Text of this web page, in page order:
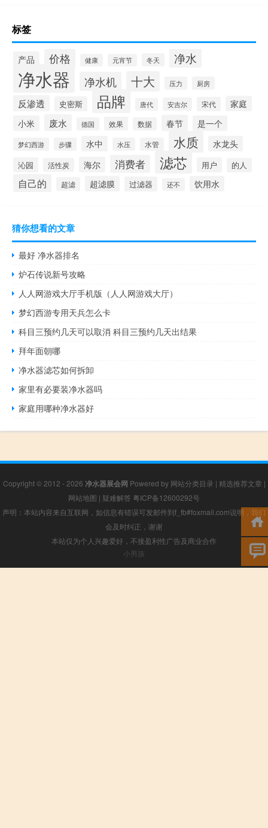
标签
产品 价格 健康 元宵节 冬天 净水
净水器 净水机 十大 压力 厨房
反渗透 史密斯 品牌 唐代 安吉尔 宋代
家庭
小米
废水 德国 效果 数据 春节 是一个
梦幻西游 步骤 水中 水压 水管 水质 水龙头
沁园 活性炭 海尔 消费者 滤芯 用户 的人
自己的 超滤 超滤膜 过滤器 还不 饮用水
猜你想看的文章
最好 净水器排名
炉石传说新号攻略
人人网游戏大厅手机版（人人网游戏大厅）
梦幻西游专用天兵怎么卡
科目三预约几天可以取消 科目三预约几天出结果
拜年面朝哪
净水器滤芯如何拆卸
家里有必要装净水器吗
家庭用哪种净水器好
Copyright © 2012 - 2026 净水器展会网 Powered by 网站分类目录 | 精选推荐文章 |
网站地图 | 疑难解答 粤ICP备12600292号
声明：本站内容来自互联网，如信息有错误可发邮件到f_fb#foxmail.com说明，我们
会及时纠正，谢谢
本站仅为个人兴趣爱好，不接盈利性广告及商业合作
小男孩